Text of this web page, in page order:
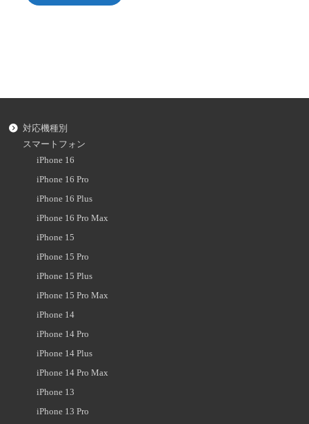
対応機種別
スマートフォン
iPhone 16
iPhone 16 Pro
iPhone 16 Plus
iPhone 16 Pro Max
iPhone 15
iPhone 15 Pro
iPhone 15 Plus
iPhone 15 Pro Max
iPhone 14
iPhone 14 Pro
iPhone 14 Plus
iPhone 14 Pro Max
iPhone 13
iPhone 13 Pro